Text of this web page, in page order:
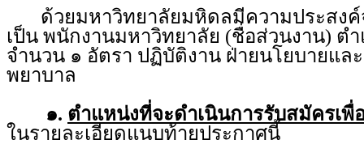
ด้วยมหาวิทยาลัยมหิดลมีความประสงค์
เป็น พนักงานมหาวิทยาลัย (ชื่อส่วนงาน) ต
จำนวน ๑ อัตรา ปฏิบัติงาน ฝ่ายนโยบายแ
พยาบาล
๑. ตำแหน่งที่จะดำเนินการรับสมัครเพื่
ในรายละเอียดแนบท้ายประกาศนี้